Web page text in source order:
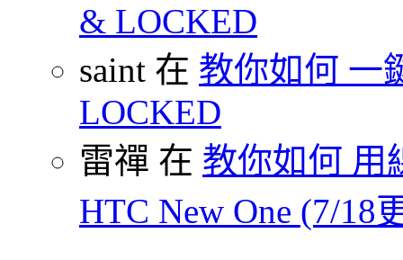
& LOCKED
saint 在 教你如何 一
LOCKED
雷禪 在 教你如何 用
HTC New One (7/18